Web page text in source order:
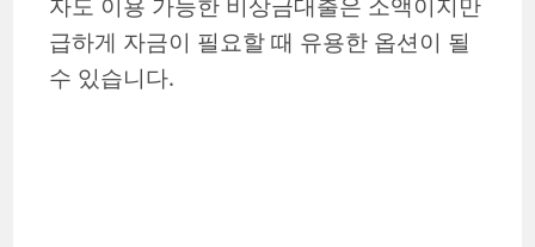
급하게 자금이 필요할 때 유용한 옵션이 될
수 있습니다.